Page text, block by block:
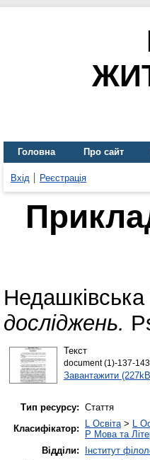
Головна Про сайт
Вхід Реєстрація
досліджень.
Текст
document (1)-137-
Завантажити
Тип ресурсу: Стаття
Класифікатор:
L Освіта> L
P Мова та
Відділи:
Інститут